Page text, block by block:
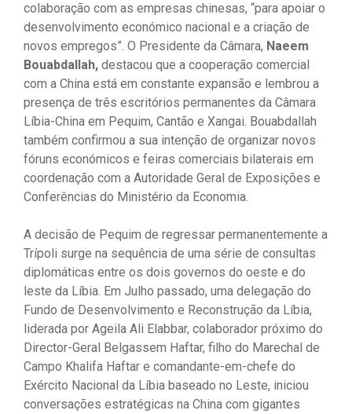
colaboração com as empresas chinesas, “para apoiar o
desenvolvimento económico nacional e a criação de
novos empregos”. O Presidente da Câmara, Naeem
Bouabdallah, destacou que a cooperação comercial
com a China está em constante expansão e lembrou a
presença de três escritórios permanentes da Câmara
Líbia-China em Pequim, Cantão e Xangai. Bouabdallah
também confirmou a sua intenção de organizar novos
fóruns económicos e feiras comerciais bilaterais em
coordenação com a Autoridade Geral de Exposições e
Conferências do Ministério da Economia.
A decisão de Pequim de regressar permanentemente a
Trípoli surge na sequência de uma série de consultas
diplomáticas entre os dois governos do oeste e do
leste da Líbia. Em Julho passado, uma delegação do
Fundo de Desenvolvimento e Reconstrução da Líbia,
liderada por Ageila Ali Elabbar, colaborador próximo do
Director-Geral Belgassem Haftar, filho do Marechal de
Campo Khalifa Haftar e comandante-em-chefe do
Exército Nacional da Líbia baseado no Leste, iniciou
conversações estratégicas na China com gigantes